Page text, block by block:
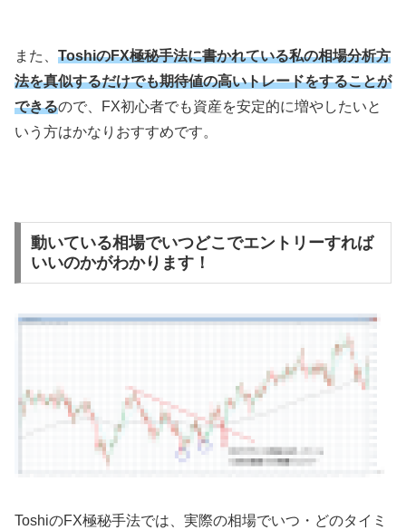
また、 ToshiのFX極秘手法に書かれている私の相場分析方
法を真似するだけでも期待値の高いトレードをすることが
できるので、 FX初心者でも資産を安定的に増やしたいと
いう方はかなりおすすめです。
動いている相場でいつどこでエントリーすれば
いいのかがわかります！
ToshiのFX極秘手法では、実際の相場でいつ・どのタイミ